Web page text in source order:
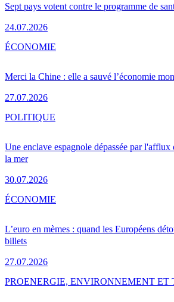
Sept pays votent contre le programme de
24.07.2026
Merci la Chine : elle a sauvé l’économie
27.07.2026
ÉCONOMIE
Une enclave espagnole dépassée par
la mer
30.07.2026
POLITIQUE
L’euro en mèmes : quand les Européens
billets
27.07.2026
ÉCONOMIE
PROENERGIE, ENVIRONNEMENT ET